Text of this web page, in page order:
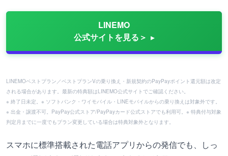
LINEMO
公式サイトを見る＞
LINEMOベストプラン／ベストプランVの乗り換え・新規契約のPayPayポイント還元額は改定
される場合があります。最新の特典額はLINEMO公式サイトでご確認ください。
※ 終了日未定。※ ソフトバンク・ワイモバイル・LINEモバイルからの乗り換えは対象外です。
※ 出金・譲渡不可。PayPay公式ストア/PayPayカード公式ストアでも利用可。※ 特典付与対象
判定月までに一度でもプラン変更している場合は特典対象外となります。
スマホに標準搭載された電話アプリからの発信でも、しっ